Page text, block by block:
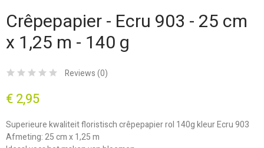
Crêpepapier - Ecru 903 - 25 cm
x 1,25 m - 140 g
Reviews (0)
€ 2,95
Superieure kwaliteit floristisch crêpepapier rol 140g kleur Ecru 903
Afmeting: 25 cm x 1,25 m